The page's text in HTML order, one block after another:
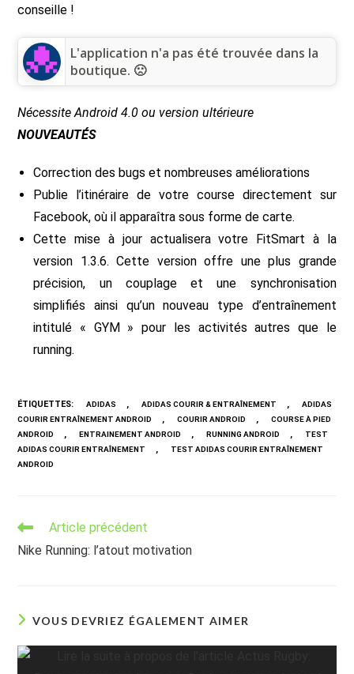
conseille !
L'application n'a pas été trouvée dans la
boutique. 🙁
Nécessite Android 4.0 ou version ultérieure
NOUVEAUTÉS
Correction des bugs et nombreuses améliorations
Publie l’itinéraire de votre course directement sur
Facebook, où il apparaîtra sous forme de carte.
Cette mise à jour actualisera votre FitSmart à la
version 1.3.6. Cette version offre une plus grande
précision, un couplage et une synchronisation
simplifiés ainsi qu’un nouveau type d’entraînement
intitulé « GYM » pour les activités autres que le
running.
ÉTIQUETTES: ADIDAS , ADIDAS COURIR & ENTRAÎNEMENT ,
ADIDAS
COURIR ENTRAÎNEMENT ANDROID
, COURIR ANDROID ,
COURSE À PIED
ANDROID
, ENTRAINEMENT ANDROID , RUNNING ANDROID ,
TEST
ADIDAS COURIR ENTRAÎNEMENT
,
TEST ADIDAS COURIR ENTRAÎNEMENT
ANDROID
Read
articles
Article précédent
Nike Running: l’atout motivation
VOUS DEVRIEZ ÉGALEMENT AIMER